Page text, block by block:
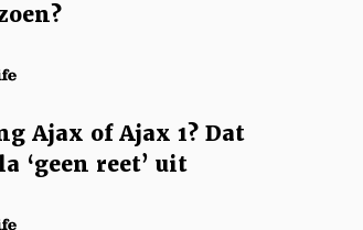
Ajax of Ajax 1? Dat
‘geen reet’ uit